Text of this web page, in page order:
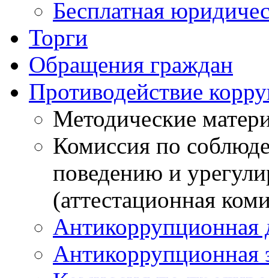
Бесплатная
Торги
Обращения граждан
Противодействие
Методические
Комиссия по
поведению и
(аттестационная
Антикоррупционная
Антикоррупционная